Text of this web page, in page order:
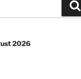
2026